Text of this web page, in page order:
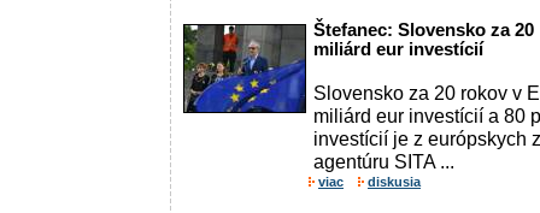
Štefanec: Slovensko za
miliárd eur investícií
Slovensko za 20 rokov v
miliárd eur investícií a 80
investícií je z európskych
agentúru SITA ...
viac diskusia